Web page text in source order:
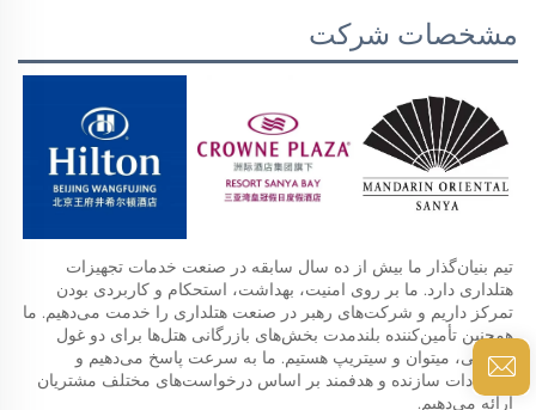
مشخصات شرکت
ارائه می‌دهیم.